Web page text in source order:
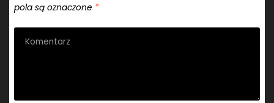
pola są oznaczone *